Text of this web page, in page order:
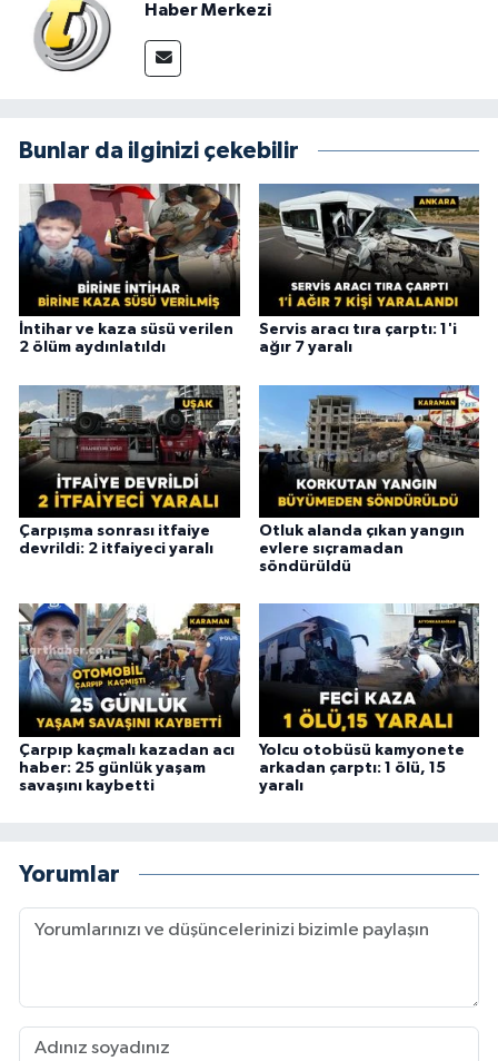
Haber Merkezi
Bunlar da ilginizi çekebilir
İntihar ve kaza süsü verilen
2 ölüm aydınlatıldı
Servis aracı tıra çarptı: 1'i
ağır 7 yaralı
Çarpışma sonrası itfaiye
devrildi: 2 itfaiyeci yaralı
Otluk alanda çıkan yangın
evlere sıçramadan
söndürüldü
Çarpıp kaçmalı kazadan acı
haber: 25 günlük yaşam
savaşını kaybetti
Yolcu otobüsü kamyonete
arkadan çarptı: 1 ölü, 15
yaralı
Yorumlar